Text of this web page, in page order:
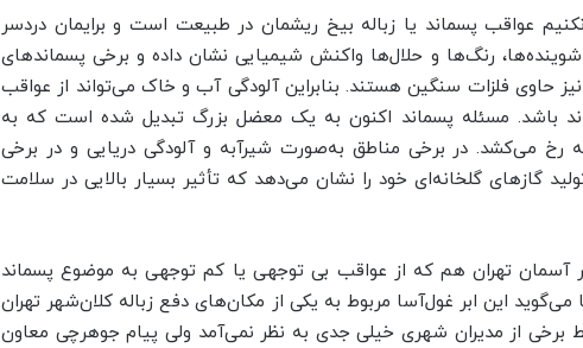
عواقب پسماند یا زباله بیخ ریشمان در طبیعت است و برایمان دردسر
شوینده‌ها، رنگ‌ها و حلال‌ها واکنش شیمیایی نشان داده و برخی پسماندهای
حاوی فلزات سنگین هستند. بنابراین آلودگی آب و خاک می‌تواند از عواقب
باشد. مسئله پسماند اکنون به یک معضل بزرگ تبدیل شده است که به
رخ می‌کشد. در برخی مناطق به‌صورت شیرآبه و آلودگی دریایی و در برخی
گازهای گلخانه‌ای خود را نشان می‌دهد که تأثیر بسیار بالایی در سلامت
گاز متان بر آسمان تهران هم که از عواقب بی توجهی یا کم توجهی به موضوع پسماند
این ابر غول‌آسا مربوط به یکی از مکان‌های دفع زباله کلان‌شهر تهران
از مدیران شهری خیلی جدی به نظر نمی‌آمد ولی پیام جوهرچی معاون